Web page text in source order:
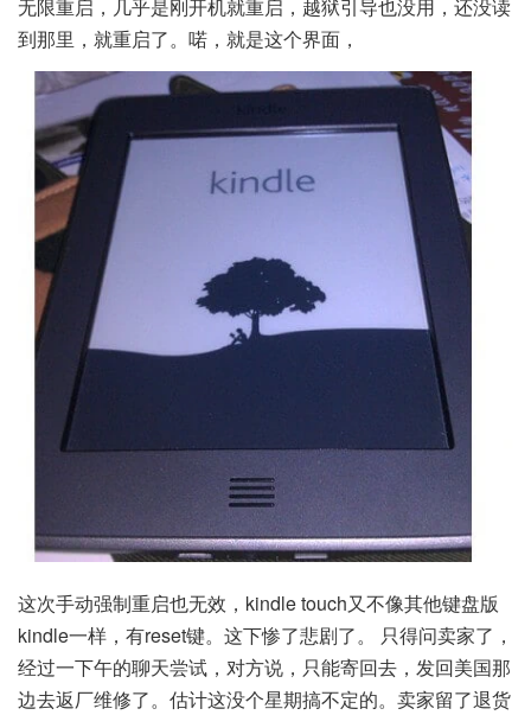
无限重启，几乎是刚开机就重启，越狱引导也没用，还没读
到那里，就重启了。喏，就是这个界面，
这次手动强制重启也无效，kindle touch又不像其他键盘版
kindle一样，有reset键。这下惨了悲剧了。 只得问卖家了，
经过一下午的聊天尝试，对方说，只能寄回去，发回美国那
边去返厂维修了。估计这没个星期搞不定的。卖家留了退货